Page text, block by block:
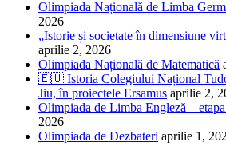
Olimpiada Națională de Limba
2026
„Istorie și societate în dimensiune
aprilie 2, 2026
Olimpiada Națională de Matematică
🇪🇺 Istoria Colegiului Național
Jiu, în proiectele Ersamus aprilie 2,
Olimpiada de Limba Engleză –
2026
Olimpiada de Dezbateri aprilie 1,